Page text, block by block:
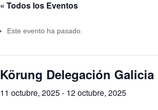
« Todos los Eventos
Este evento ha pasado.
Körung Delegación Galicia
11 octubre, 2025- 12 octubre, 2025